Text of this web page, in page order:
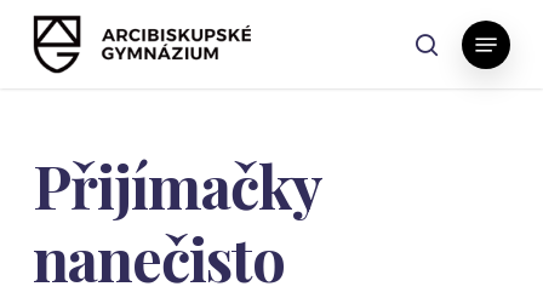
Skip
main
search
Menu
Přijímačky
nanečisto